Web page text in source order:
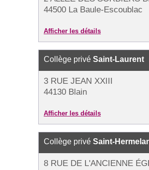
44500 La Baule-Escoublac
Afficher les détails
Collège privé Saint-Laurent
3 RUE JEAN XXIII
44130 Blain
Afficher les détails
Collège privé Saint-
8 RUE DE L'ANCIENNE